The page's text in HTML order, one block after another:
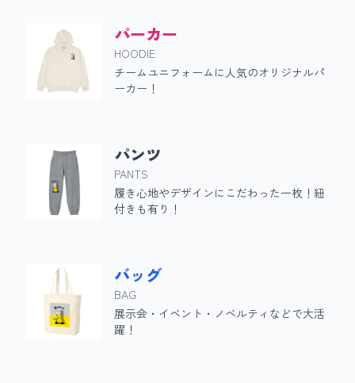
パーカー
HOODIE
チームユニフォームに人気のオリジナルパ
ーカー！
パンツ
PANTS
履き心地やデザインにこだわった一枚！紐
付きも有り！
バッグ
BAG
展示会・イベント・ノベルティなどで大活
躍！